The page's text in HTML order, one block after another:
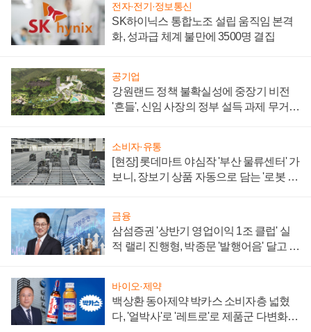
전자·전기·정보통신
SK하이닉스 통합노조 설립 움직임 본격
화, 성과급 체계 불만에 3500명 결집
공기업
강원랜드 정책 불확실성에 중장기 비전
'흔들', 신임 사장의 정부 설득 과제 무거워
소비자·유통
[현장] 롯데마트 야심작 '부산 물류센터' 가
보니, 장보기 상품 자동으로 담는 '로봇 40
금융
삼섬증권 '상반기 영업이익 1조 클럽' 실
적 랠리 진행형, 박종문 '발행어음' 달고 연
바이오·제약
백상환 동아제약 박카스 소비자층 넓혔
다, '얼박사'로 '레트로'로 제품군 다변화